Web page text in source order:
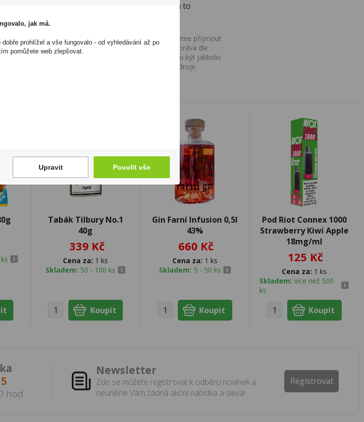
Vám přináší bohatou chuť lesních plodů- a to
a lesních jahod.
o výrobcích pravidelně aktualizovány, nemůžeme přijmout
nesprávné informace. To však nemá vliv na Vaše práva dle
jsou podávány pouze pro osobní použití a nemohou být jakkoliv
souhlasu DonPealo ani bez řádného uvedení zdroje.
Tabák Tilbury No.1
40g
339 Kč
Cena za: 1 ks
Skladem: 50 - 100 ks
Gin Farní Infusion 0,5l
43%
660 Kč
Cena za: 1 ks
Skladem: 5 - 50 ks
Pod Riot Connex 1000
Strawberry Kiwi Apple
18mg/ml
125 Kč
Cena za: 1 ks
Skladem: více než 500
ks
hod
Newsletter
Zde se můžete registrovat k odběru novinek a
neunikne Vám žádná akční nabídka a sleva!
Registrovat
jak má.
prohlížel a vše fungovalo - od vyhledávání až po
pomůžete web zlepšovat.
Upravit Povolit vše